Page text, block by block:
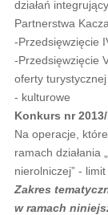
działań
Partnerstwa
-Przedsięwzięcie
-Przedsięwzięcie
oferty
- kulturowe
Konkurs nr
Na operacje,
ramach działania
nierolniczej” -
Zakres
w ramach